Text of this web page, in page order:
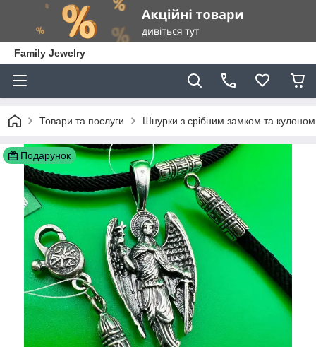
Family Jewelry
Товари та послуги Шнурки з срібним замком та кулоном
Подарунок